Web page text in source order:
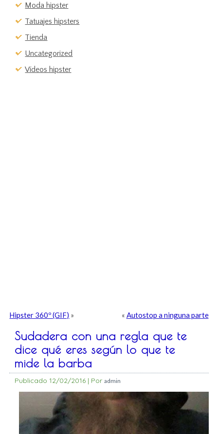
Moda hipster
Tatuajes hipsters
Tienda
Uncategorized
Vídeos hipster
Hipster 360º (GIF) » « Autostop a ninguna parte
Sudadera con una regla que te
dice qué eres según lo que te
mide la barba
Publicado 12/02/2016 | Por admin